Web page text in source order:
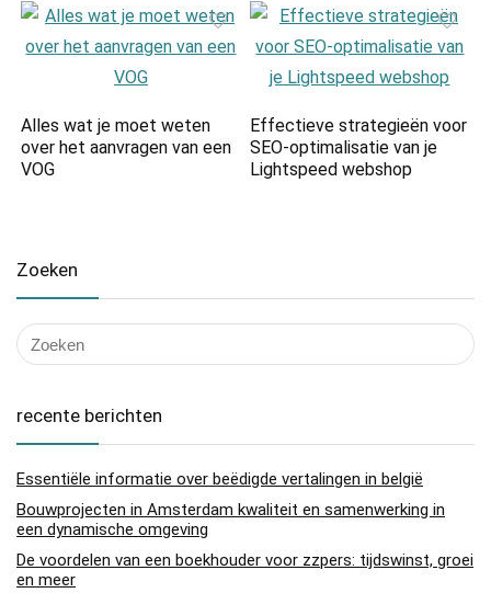
Alles wat je moet weten
over het aanvragen van een
VOG
Effectieve strategieën voor
SEO-optimalisatie van je
Lightspeed webshop
Zoeken
recente berichten
Essentiële informatie over beëdigde vertalingen in belgië
Bouwprojecten in Amsterdam kwaliteit en samenwerking in
een dynamische omgeving
De voordelen van een boekhouder voor zzpers: tijdswinst, groei
en meer